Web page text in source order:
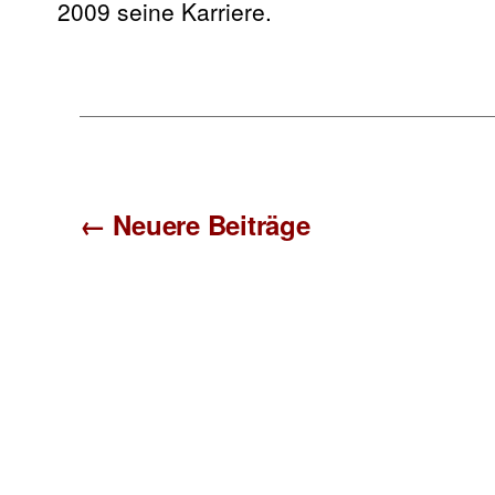
2009 seine Karriere.
Seitennummerierung
← Neuere Beiträge